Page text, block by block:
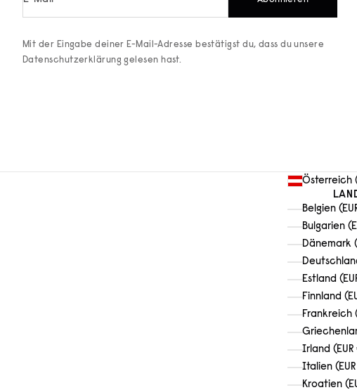
Mit der Eingabe deiner E-Mail-Adresse bestätigst du, dass du unsere
Datenschutzerklärung gelesen hast.
Österreich
Belgien
Bulgarien
Dänemark
Estland
Finnland
Frankreich
Irland
Italien
Kroatien